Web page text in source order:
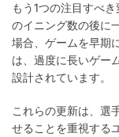
もう1つの注目すべ
のイニング数の後に
場合、ゲームを早期
は、過度に長いゲー
設計されています。
これらの更新は、選
せることを重視する